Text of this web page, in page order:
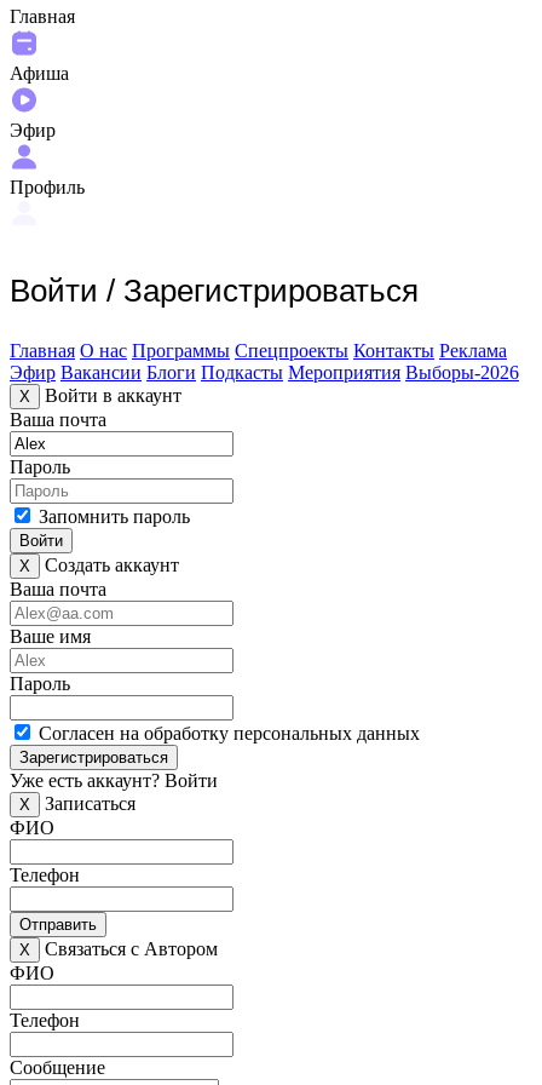
Главная
Афиша
Эфир
Профиль
Войти / Зарегистрироваться
Главная О нас Программы Спецпроекты Контакты Реклама
Эфир Вакансии Блоги Подкасты Мероприятия Выборы-2026
X
Войти в аккаунт
Ваша почта
Пароль
Запомнить пароль
Войти
X
Создать аккаунт
Ваша почта
Ваше имя
Пароль
Согласен на обработку персональных данных
Зарегистрироваться
Уже есть аккаунт? Войти
X
Записаться
ФИО
Телефон
Отправить
X
Связаться с Автором
ФИО
Телефон
Сообщение